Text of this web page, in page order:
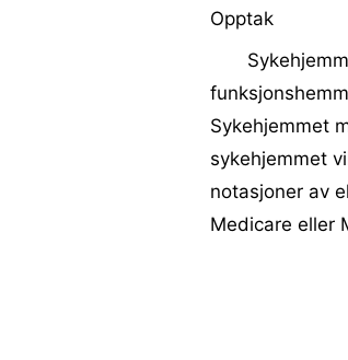
Opptak
Sykehjemmet
sykehjemmet
notasjoner av
Medicare eller